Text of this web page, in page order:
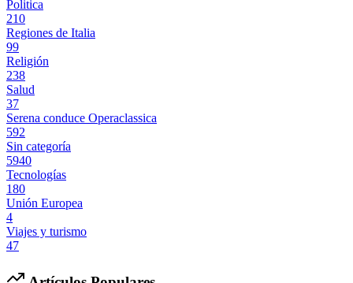
Politica
210
Regiones de Italia
99
Religión
238
Salud
37
Serena conduce Operaclassica
592
Sin categoría
5940
Tecnologías
180
Unión Europea
4
Viajes y turismo
47